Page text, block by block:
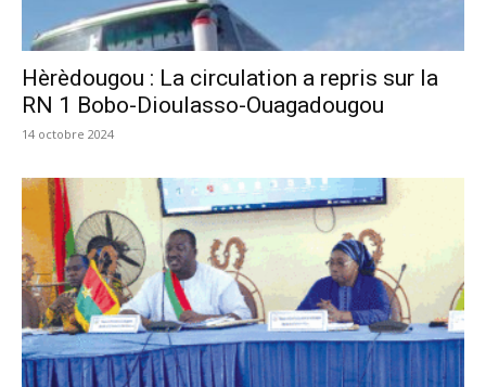
Hèrèdougou : La circulation a repris sur la
RN 1 Bobo-Dioulasso-Ouagadougou
14 octobre 2024